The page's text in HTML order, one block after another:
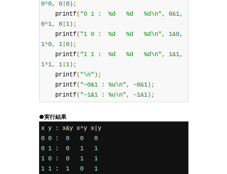
0^0, 0| 0);
    printf
( "0 1 :  %d   %d   %d\n", 0&1,
0^1, 0| 1);
    printf
( "1 0 :  %d   %d   %d\n", 1&0,
1^0, 1| 0);
    printf
( "1 1 :  %d   %d   %d\n", 1&1,
1^1, 1| 1);
    printf
( "\n" );
    printf
( "~0&1 : %u\n", ~0&1);
    printf
( "~1&1 : %u\n", ~1&1);
●実行結果
x y
: x&y x^y x|
0 0 : 0 0
0
0 1 : 0 1
1
1 0 : 0 1
1
1 1 : 1 0 1